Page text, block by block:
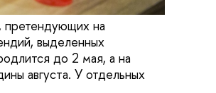
претендующих на
выделенных
до 2 мая, а на
августа. У отдельных